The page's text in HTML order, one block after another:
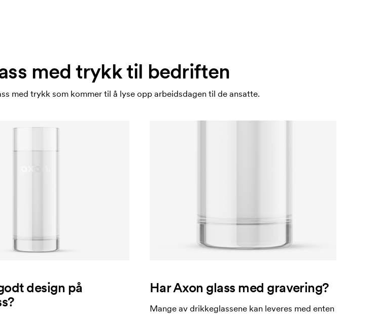
med trykk til bedriften
med trykk som kommer til å lyse opp arbeidsdagen til de ansatte.
design på
Har Axon glass med gravering?
Mange av drikkeglassene kan leveres med enten